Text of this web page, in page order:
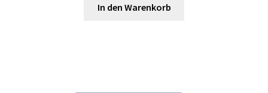
In den Warenkorb